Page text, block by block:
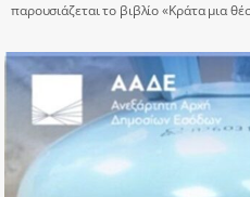
παρουσιάζεται το βιβλίο «Κράτα μια